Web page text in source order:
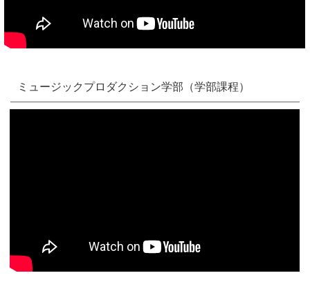
ミュージックプロダクション学部（学部課程）